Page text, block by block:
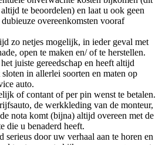
te beoordelen) en laat u ook geen
overeenkomsten vooraf
zo netjes mogelijk, in ieder geval met
open te maken en/ of te herstellen.
juiste gereedschap en heeft altijd
in allerlei soorten en maten op
auto.
of contant of per pin wenst te betalen.
de werkkleding van de monteur,
nota komt (bijna) altijd overeen met de
die u benaderd heeft.
serieus door uw verhaal aan te horen en